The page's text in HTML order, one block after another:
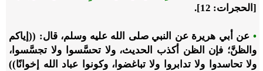
[الحجرات: 12].
• عن أبي هريرة عن النبي صلى الله عليه وسلم، قال: ((إياكم
والظنَّ؛ فإن الظن أكذب الحديث، ولا تحسَّسوا ولا تجسَّسوا،
ولا تحاسدوا ولا تدابروا ولا تباغضوا، وكونوا عباد الله إخوانًا))